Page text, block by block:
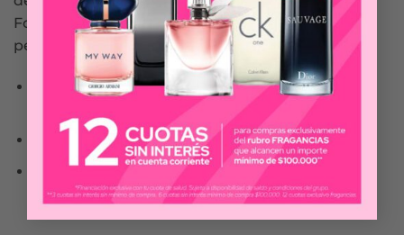
Formulado a un PH de 2.6, lo que favorece la
penetración del activo. Evitar contorno de ojos.
Combate el estrés oxidativo, para una piel mas
luminosa y saludable.
Unifica el tono de la piel
Reduce las líneas finas de expresión